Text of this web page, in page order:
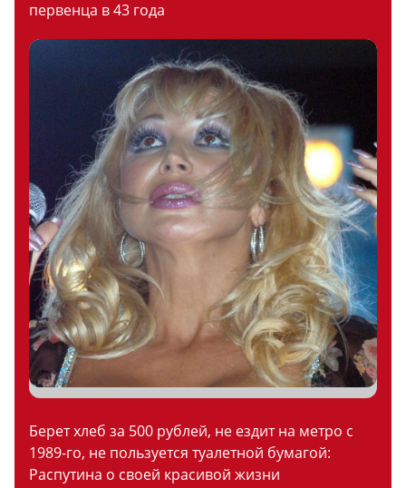
первенца в 43 года
Берет хлеб за 500 рублей, не ездит на метро с
1989-го, не пользуется туалетной бумагой:
Распутина о своей красивой жизни